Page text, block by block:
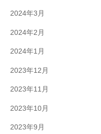
2024年3月
2024年2月
2024年1月
2023年12月
2023年11月
2023年10月
2023年9月